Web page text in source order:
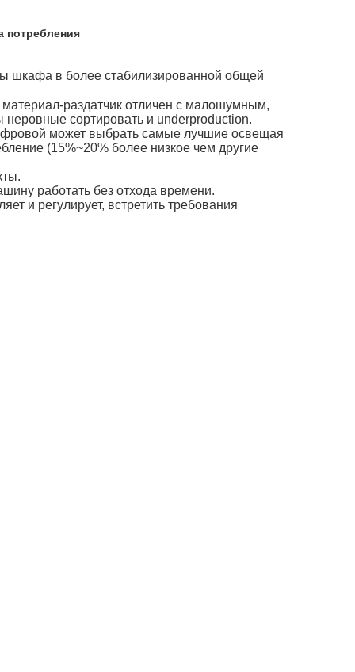
шкафа в более стабилизированной общей
раздатчик отличен с малошумным,
сортировать и underproduction.
может выбрать самые лучшие освещая
(15%~20% более низкое чем другие
работать без отхода времени.
и регулирует, встретить требования